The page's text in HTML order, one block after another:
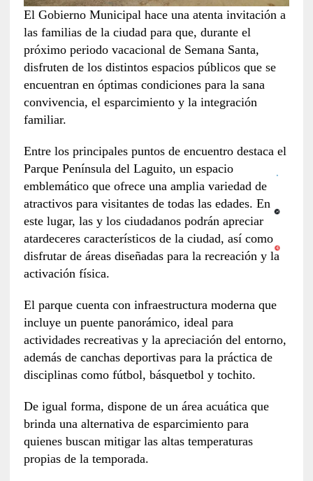
El Gobierno Municipal hace una atenta invitación a
las familias de la ciudad para que, durante el
próximo periodo vacacional de Semana Santa,
disfruten de los distintos espacios públicos que se
encuentran en óptimas condiciones para la sana
convivencia, el esparcimiento y la integración
familiar.
Entre los principales puntos de encuentro destaca el
Parque Península del Laguito, un espacio
emblemático que ofrece una amplia variedad de
atractivos para visitantes de todas las edades. En
este lugar, las y los ciudadanos podrán apreciar
atardeceres característicos de la ciudad, así como
disfrutar de áreas diseñadas para la recreación y la
activación física.
El parque cuenta con infraestructura moderna que
incluye un puente panorámico, ideal para
actividades recreativas y la apreciación del entorno,
además de canchas deportivas para la práctica de
disciplinas como fútbol, básquetbol y tochito.
De igual forma, dispone de un área acuática que
brinda una alternativa de esparcimiento para
quienes buscan mitigar las altas temperaturas
propias de la temporada.